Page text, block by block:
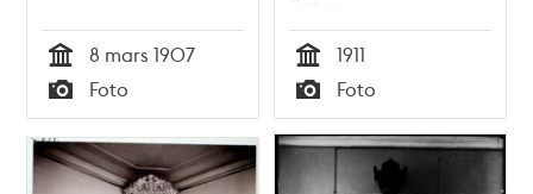
Tid
8 mars 1907
Typ
Foto
öster
Tid
1911
Typ
Foto